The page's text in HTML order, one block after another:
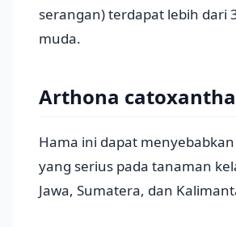
serangan) terdapat lebih dari
muda.
Arthona catoxantha
Hama ini dapat
yang serius pada tanaman
Jawa, Sumatera, dan